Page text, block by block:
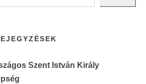
Szent István Király